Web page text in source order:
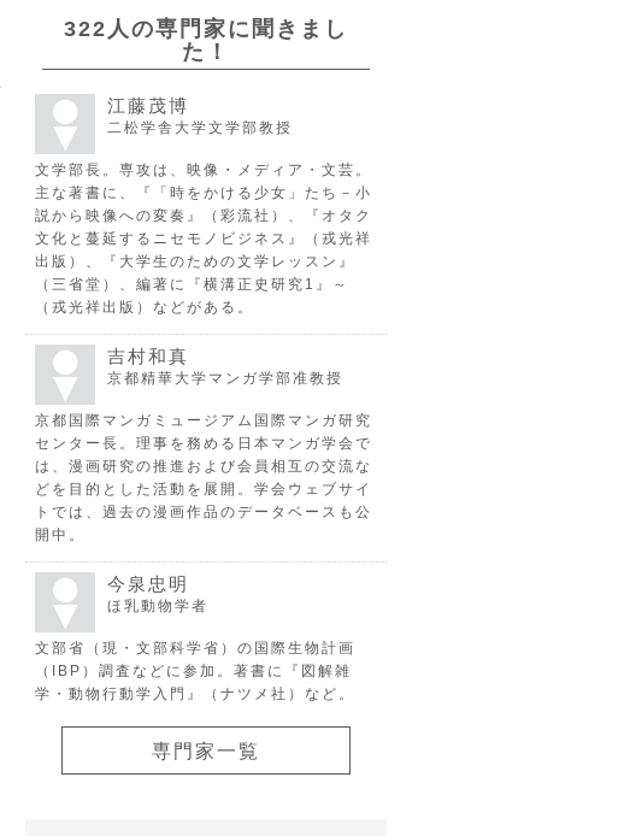
322人の専門家に聞きまし
た！
江藤茂博
二松学舎大学文学部教授
文学部長。専攻は、映像・メディア・文芸。
主な著書に、『「時をかける少女」たち－小
説から映像への変奏』（彩流社）、『オタク
文化と蔓延するニセモノビジネス』（戎光祥
出版）、『大学生のための文学レッスン』
（三省堂）、編著に『横溝正史研究1』～
（戎光祥出版）などがある。
吉村和真
京都精華大学マンガ学部准教授
京都国際マンガミュージアム国際マンガ研究
センター長。理事を務める日本マンガ学会で
は、漫画研究の推進および会員相互の交流な
どを目的とした活動を展開。学会ウェブサイ
トでは、過去の漫画作品のデータベースも公
開中。
今泉忠明
ほ乳動物学者
文部省（現・文部科学省）の国際生物計画
（IBP）調査などに参加。著書に『図解雑
学・動物行動学入門』（ナツメ社）など。
専門家一覧